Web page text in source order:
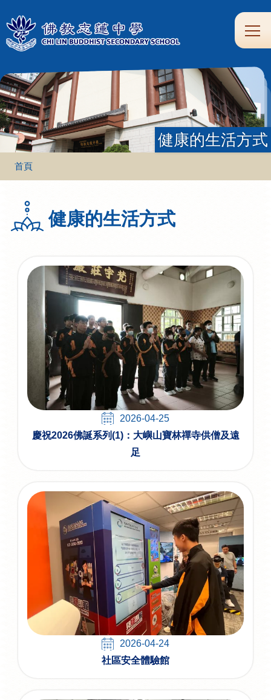
Main
生
涯
劃
家
校
作
校
友
圖
書
園
道
健康的生活方式
導
航
連
結
首頁
健康的生活方式
2026-04-25
慶祝2026佛誕系列(1)：大嶼山寶林禪寺供僧及遠
足
2026-04-24
社區安全體驗館